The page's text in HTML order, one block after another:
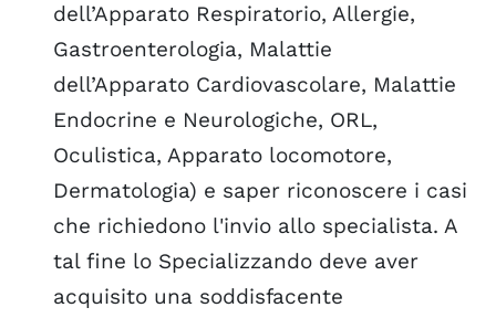
dell’Apparato Respiratorio, Allergie,
Gastroenterologia, Malattie
dell’Apparato Cardiovascolare, Malattie
Endocrine e Neurologiche, ORL,
Oculistica, Apparato locomotore,
Dermatologia) e saper riconoscere i casi
che richiedono l'invio allo specialista. A
tal fine lo Specializzando deve aver
acquisito una soddisfacente